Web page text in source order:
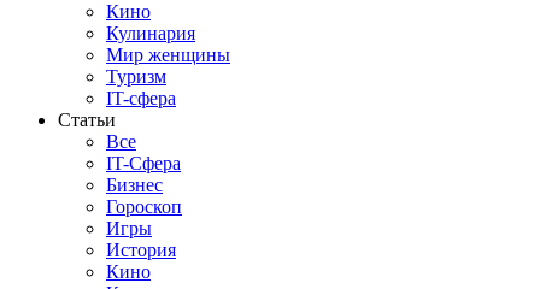
Кино
Кулинария
Мир женщины
Туризм
IT-сфера
Статьи
Все
IT-Сфера
Бизнес
Гороскоп
Игры
История
Кино